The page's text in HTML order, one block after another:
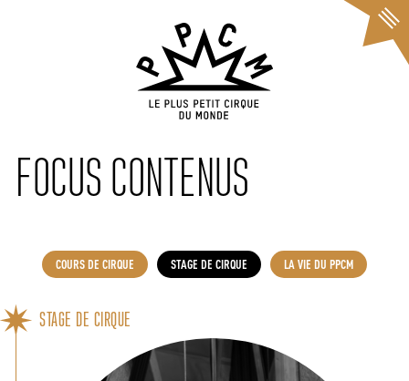
FOCUS CONTENUS
COURS DE CIRQUE STAGE DE CIRQUE LA VIE DU PPCM
STAGE DE CIRQUE